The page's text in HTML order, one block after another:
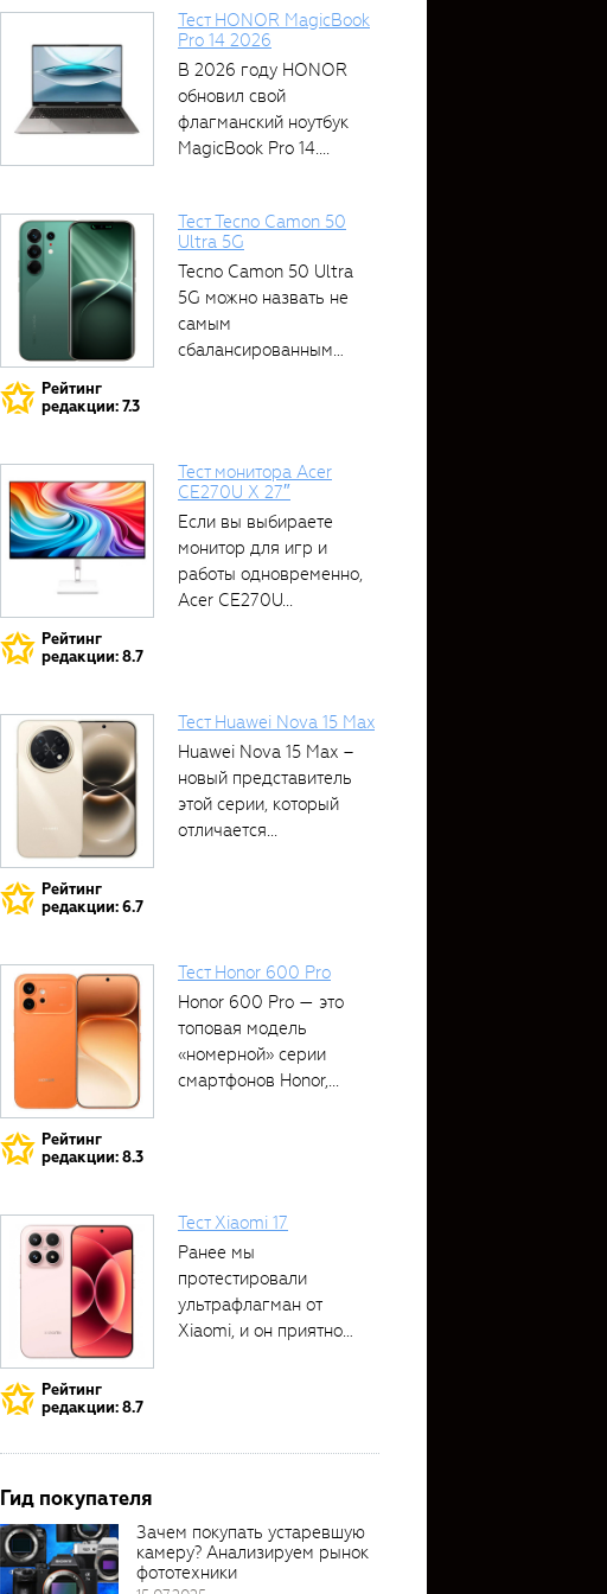
Тест HONOR MagicBook
Pro 14 2026
В 2026 году HONOR
обновил свой
флагманский ноутбук
MagicBook Pro 14....
Рейтинг
редакции: 7.3
Тест Tecno Camon 50
Ultra 5G
Tecno Camon 50 Ultra
5G можно назвать не
самым
сбалансированным
Рейтинг
редакции: 8.7
Тест монитора Acer
CE270U X 27″
Если вы выбираете
монитор для игр и
работы одновременно,
Acer CE270U...
Рейтинг
редакции: 6.7
Тест Huawei Nova 15 Max
Huawei Nova 15 Max –
новый представитель
этой серии, который
отличается...
Рейтинг
редакции: 8.3
Тест Honor 600 Pro
Honor 600 Pro — это
топовая модель
«номерной» серии
смартфонов Honor,...
Рейтинг
редакции: 8.7
Тест Xiaomi 17
Ранее мы
протестировали
ультрафлагман от
Xiaomi, и он приятно
Гид покупателя
Зачем покупать устаревшую
камеру? Анализируем рынок
фототехники